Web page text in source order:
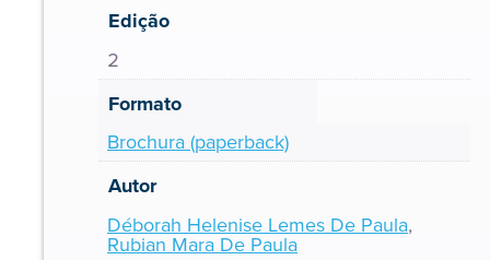
Edição
2
Formato
Brochura (paperback)
Autor
Déborah Helenise Lemes De Paula,
Rubian Mara De Paula